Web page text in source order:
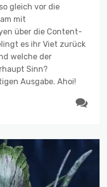
gleich vor die
mit
über die Content-
es ihr Viet zurück
welche der
Sinn?
Ausgabe. Ahoi!